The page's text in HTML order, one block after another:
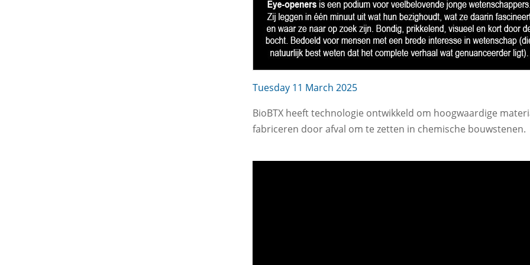
Tuesday 11 March 2025
BioBTX heeft technologie ontwikkeld om hoogwaardige
fabriceren door afval om te zetten in chemische bouwstenen.